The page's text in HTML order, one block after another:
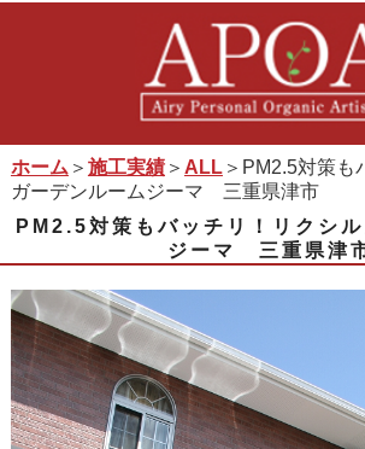
ホーム ＞ 施工実績＞ ALL＞PM2.5対策も
ガーデンルームジーマ 三重県津市
PM2.5対策もバッチリ！リクシ
ジーマ 三重県津